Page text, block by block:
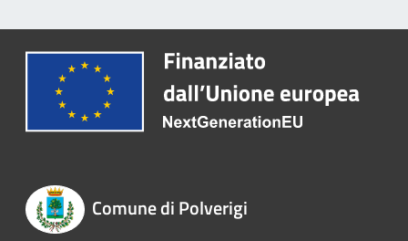
Comune di Polverigi